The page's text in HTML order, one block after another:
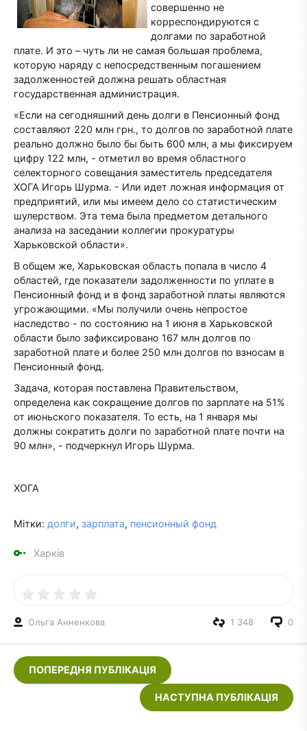
совершенно не
корреспондируются с
долгами по заработной
плате. И это – чуть ли не самая большая проблема,
которую наряду с непосредственным погашением
задолженностей должна решать областная
государственная администрация.
«Если на сегодняшний день долги в Пенсионный фонд
составляют 220 млн грн., то долгов по заработной плате
реально должно было бы быть 600 млн, а мы фиксируем
цифру 122 млн, - отметил во время областного
селекторного совещания заместитель председателя
ХОГА Игорь Шурма. - Или идет ложная информация от
предприятий, или мы имеем дело со статистическим
шулерством. Эта тема была предметом детального
анализа на заседании коллегии прокуратуры
Харьковской области».
В общем же, Харьковская область попала в число 4
областей, где показатели задолженности по уплате в
Пенсионный фонд и в фонд заработной платы являются
угрожающими. «Мы получили очень непростое
наследство - по состоянию на 1 июня в Харьковской
области было зафиксировано 167 млн долгов по
заработной плате и более 250 млн долгов по взносам в
Пенсионный фонд.
Задача, которая поставлена Правительством,
определена как сокращение долгов по зарплате на 51%
от июньского показателя. То есть, на 1 января мы
должны сократить долги по заработной плате почти на
90 млн», - подчеркнул Игорь Шурма.
ХОГА
Мітки: долги, зарплата, пенсионный фонд
Харків
Ольга Анненкова 0
1 348
ПОПЕРЕДНЯ ПУБЛІКАЦІЯ
НАСТУПНА ПУБЛІКАЦІЯ